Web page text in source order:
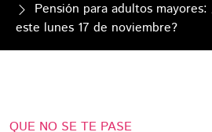
Pensión para adultos
este lunes 17 de noviembre?
QUE NO SE TE PASE